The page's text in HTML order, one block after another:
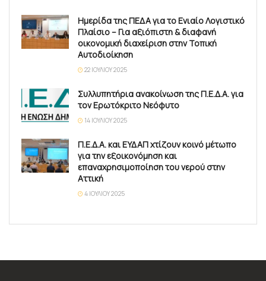
Ημερίδα της ΠΕΔΑ για το Ενιαίο Λογιστικό
Πλαίσιο – Για αξιόπιστη & διαφανή
οικονομική διαχείριση στην Τοπική
Αυτοδιοίκηση
22 ΙΟΥΛΊΟΥ 2025
Συλλυπητήρια ανακοίνωση της Π.Ε.Δ.Α. για
τον Ερωτόκριτο Νεόφυτο
14 ΙΟΥΛΊΟΥ 2025
Π.Ε.Δ.Α. και ΕΥΔΑΠ χτίζουν κοινό μέτωπο
για την εξοικονόμηση και
επαναχρησιμοποίηση του νερού στην
Αττική
4 ΙΟΥΛΊΟΥ 2025